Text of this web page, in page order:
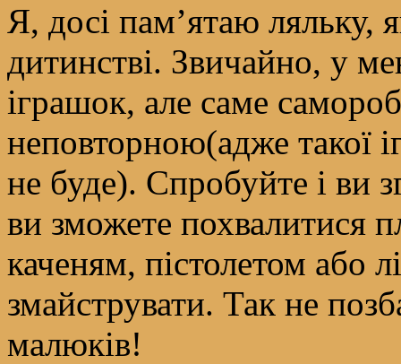
Я, досі пам’ятаю ляльку,
дитинстві. Звичайно, у
іграшок, але саме
неповторною(адже такої
не буде). Спробуйте і ви
ви зможете похвалитися
каченям, пістолетом або
змайструвати. Так не
малюків!